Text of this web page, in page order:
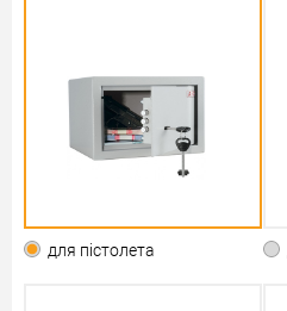
для пістолета